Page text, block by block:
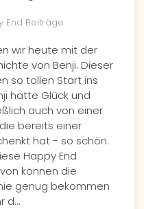
End Beiträge
wir heute mit der
von Benji. Dieser
so tollen Start ins
hatte Glück und
auch von einer
bereits einer
hat - so schön.
Happy End
können die
genug bekommen
d…